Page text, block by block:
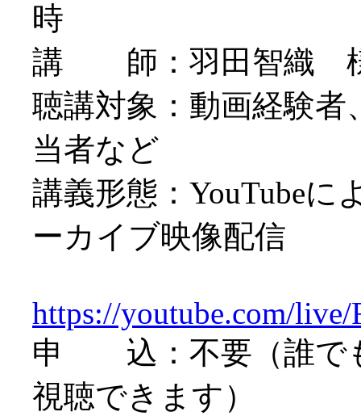
時
講 師：羽田智織
聴講対象：動画経験者
当者など
講義形態：YouTubeに
ーカイブ映像配信
https://youtube.com/
申 込：不要（誰で
視聴できます）